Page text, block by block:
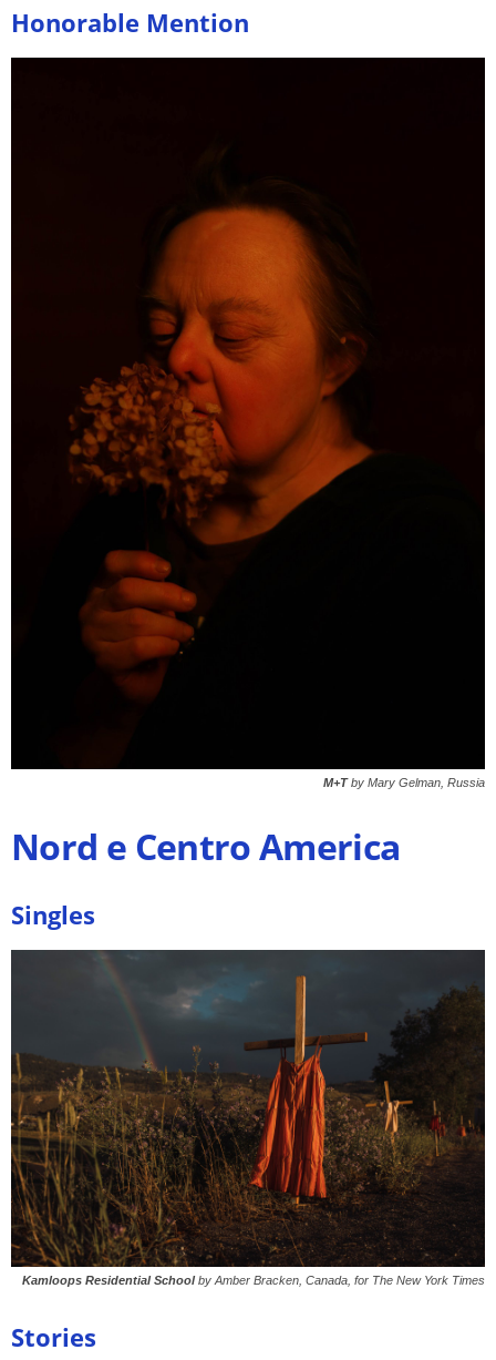
Honorable Mention
M+Tby Mary Gelman, Russia
Nord e Centro America
Singles
Kamloops Residential Schoolby Amber Bracken, Canada, for The New York Times
Stories